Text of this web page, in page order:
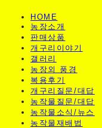
HOME
농장소개
판매상품
개구리이야기
갤러리
농장외 풍경
복용후기
개구리질문/대답
농작물질문/대답
농작물소식/뉴스
농작물재배법